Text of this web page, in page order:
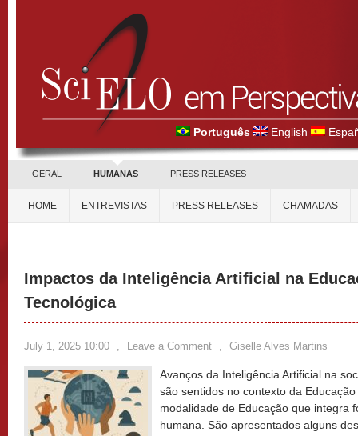
Português English
GERAL HUMANAS PRESS RELEASES
HOME ENTREVISTAS PRESS RELEASES CHAMADAS
Impactos da Inteligência Artificial na
Tecnológica
July 1, 2025 10:00 , Leave a Comment , Giselle Alves Martins
Avanços da Inteligência Artificial na
são sentidos no contexto da
modalidade de Educação que integra
humana. São apresentados alguns